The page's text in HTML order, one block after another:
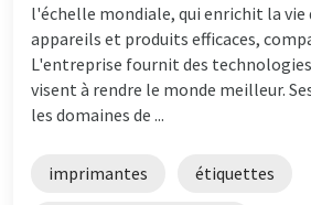
l'échelle mondiale, qui enrichit la vie
appareils et produits efficaces,
L'entreprise fournit des
visent à rendre le monde meilleur.
les domaines de ...
imprimantes étiquettes